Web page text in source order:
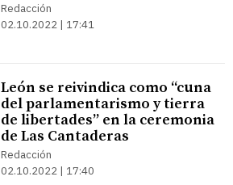
Redacción
02.10.2022 | 17:41
León se reivindica como “cuna
del parlamentarismo y tierra
de libertades” en la ceremonia
de Las Cantaderas
Redacción
02.10.2022 | 17:40